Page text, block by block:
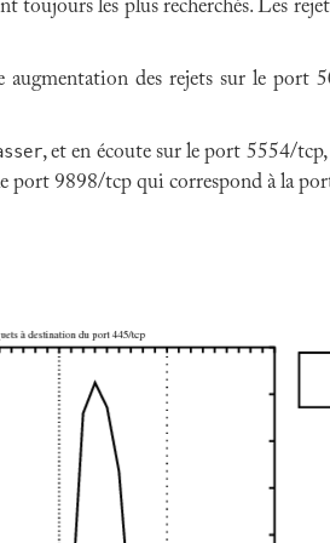
toujours les plus recherchés. Les
augmentation des rejets sur le
, et en écoute sur le port 5554/tcp,
9898/tcp qui correspond à la